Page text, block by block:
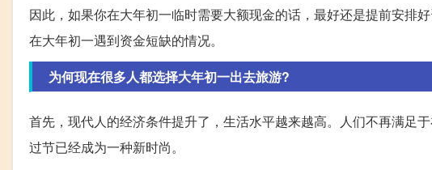
因此，如果你在大年初一临时需要大额现金的话，最好还是提前安排
在大年初一遇到资金短缺的情况。
为何现在很多人都选择大年初一出去旅游?
首先，现代人的经济条件提升了，生活水平越来越高。人们不再满足
过节已经成为一种新时尚。